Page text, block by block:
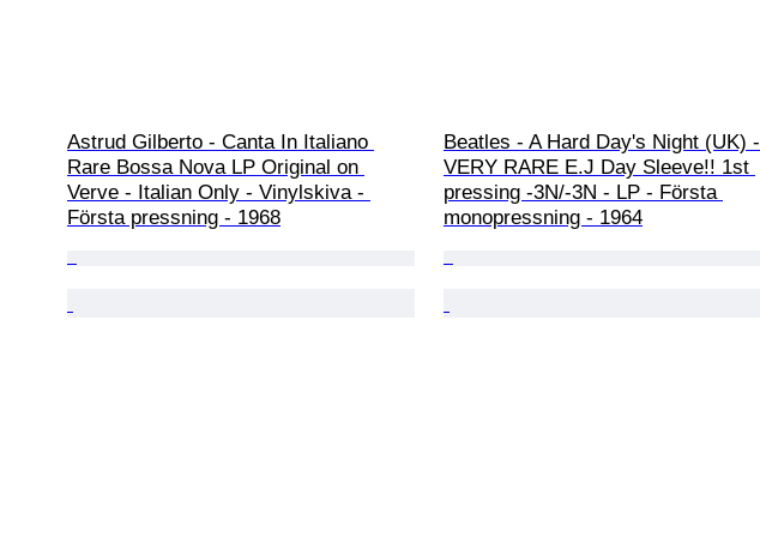
Astrud Gilberto - Canta In Italiano
Rare Bossa Nova LP Original on
Verve - Italian Only - Vinylskiva -
Första pressning - 1968
Beatles - A Hard Day's Night (UK) -
VERY RARE E.J Day Sleeve!! 1st
pressing -3N/-3N - LP - Första
monopressning - 1964